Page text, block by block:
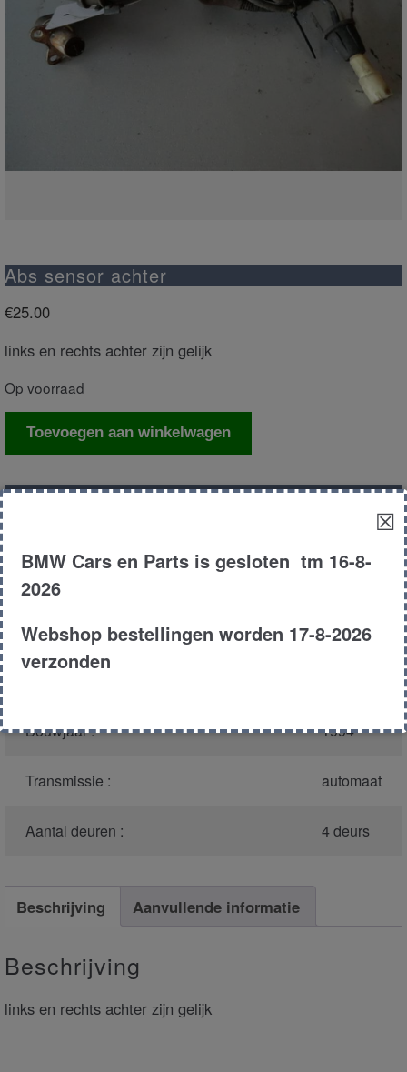
Abs sensor achter
€25.00
links en rechts achter zijn gelijk
Op voorraad
Abs
aantal
Toevoegen aan winkelwagen
Model :
Carroserie : Sedan
Bouwjaar : 1994
Transmissie : automaat
Aantal deuren : 4 deurs
Beschrijving Aanvullende informatie
Beschrijving
links en rechts achter zijn gelijk
☒
BMW Cars en Parts is gesloten tm 16-8-
2026
Webshop bestellingen worden 17-8-2026
verzonden